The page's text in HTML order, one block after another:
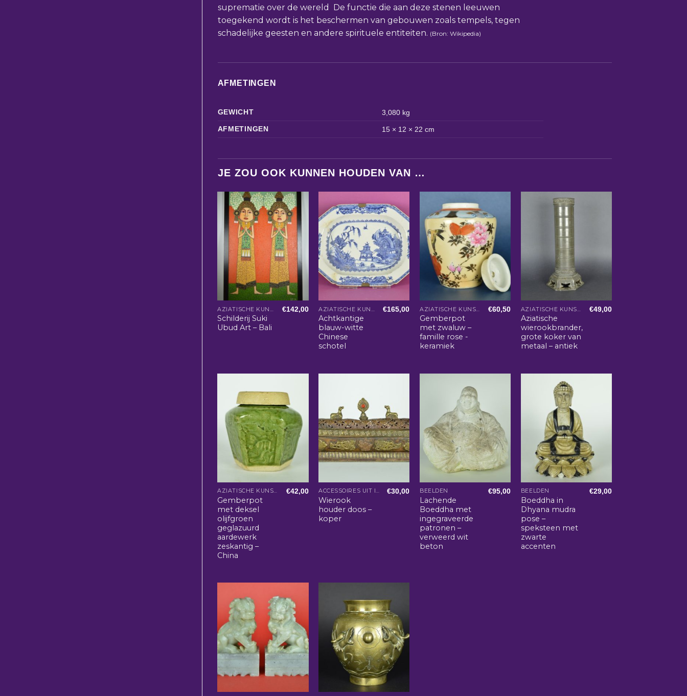
suprematie over de wereld De functie die aan deze stenen leeuwen
toegekend wordt is het beschermen van gebouwen zoals tempels, tegen
schadelijke geesten en andere spirituele entiteiten. (Bron: Wikipedia)
AFMETINGEN
GEWICHT
3,080 kg
AFMETINGEN
15 × 12 × 22 cm
JE ZOU OOK KUNNEN HOUDEN VAN …
Schilderij Suki
Ubud Art – Bali
€142,00
Achtkantige
blauw-witte
Chinese
schotel
€165,00
Gemberpot
met zwaluw –
famille rose -
keramiek
€60,50
Aziatische
wierookbrander,
grote koker van
metaal – antiek
€49,00
AZIATISCHE KUNST EN WOONACCESSOIRES
Gemberpot
met deksel
olijfgroen
geglazuurd
aardewerk
zeskantig –
China
€42,00 ACCESSOIRES UIT INDIA
Wierook
houder doos –
koper
€30,00 BEELDEN
Lachende
Boeddha met
ingegraveerde
patronen –
verweerd wit
beton
€95,00 BEELDEN
Boeddha in
Dhyana mudra
pose –
speksteen met
zwarte
accenten
€29,00